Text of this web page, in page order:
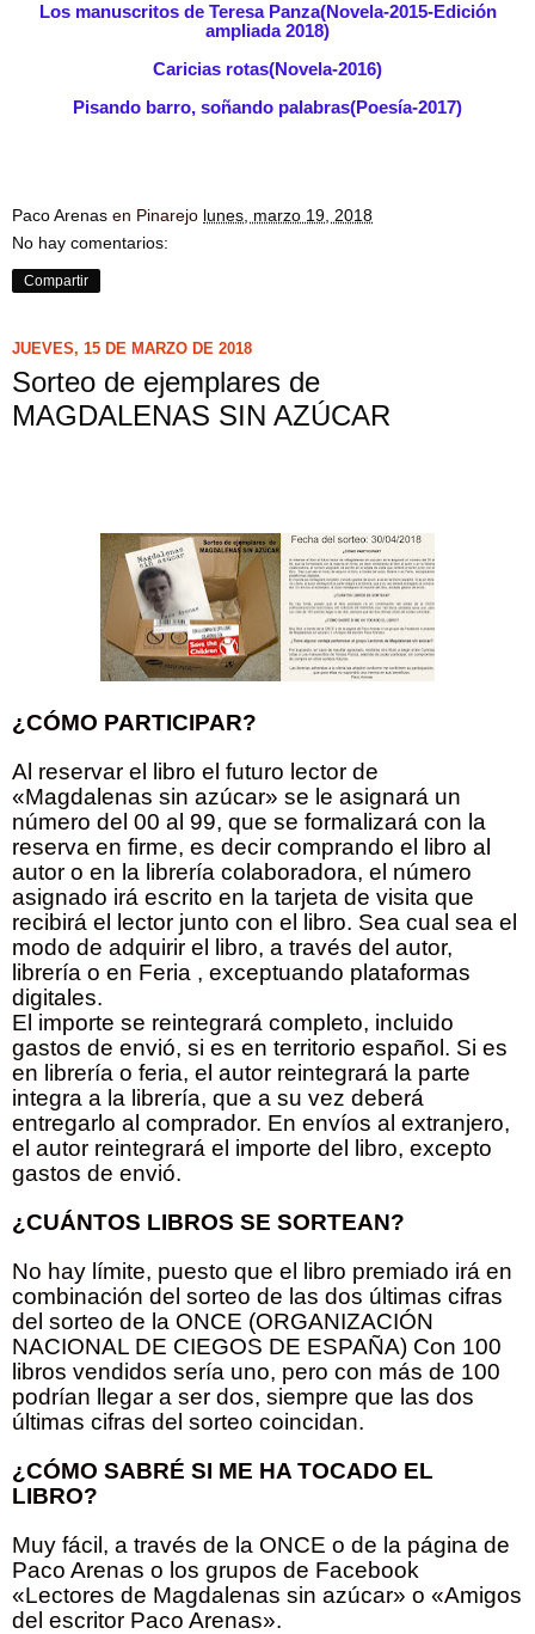
Los manuscritos de Teresa Panza(Novela-2015-Edición
ampliada 2018)
Caricias rotas(Novela-2016)
Pisando barro, soñando palabras(Poesía-2017)
Paco Arenas en Pinarejo lunes, marzo 19, 2018
No hay comentarios:
Compartir
JUEVES, 15 DE MARZO DE 2018
Sorteo de ejemplares de
MAGDALENAS SIN AZÚCAR
¿CÓMO PARTICIPAR?
Al reservar el libro el futuro lector de
«Magdalenas sin azúcar» se le asignará un
número del 00 al 99, que se formalizará con la
reserva en firme, es decir comprando el libro al
autor o en la librería colaboradora, el número
asignado irá escrito en la tarjeta de visita que
recibirá el lector junto con el libro. Sea cual sea el
modo de adquirir el libro, a través del autor,
librería o en Feria , exceptuando plataformas
digitales.
El importe se reintegrará completo, incluido
gastos de envió, si es en territorio español. Si es
en librería o feria, el autor reintegrará la parte
integra a la librería, que a su vez deberá
entregarlo al comprador. En envíos al extranjero,
el autor reintegrará el importe del libro, excepto
gastos de envió.
¿CUÁNTOS LIBROS SE SORTEAN?
No hay límite, puesto que el libro premiado irá en
combinación del sorteo de las dos últimas cifras
del sorteo de la ONCE (ORGANIZACIÓN
NACIONAL DE CIEGOS DE ESPAÑA) Con 100
libros vendidos sería uno, pero con más de 100
podrían llegar a ser dos, siempre que las dos
últimas cifras del sorteo coincidan.
¿CÓMO SABRÉ SI ME HA TOCADO EL
LIBRO?
Muy fácil, a través de la ONCE o de la página de
Paco Arenas o los grupos de Facebook
«Lectores de Magdalenas sin azúcar» o «Amigos
del escritor Paco Arenas».